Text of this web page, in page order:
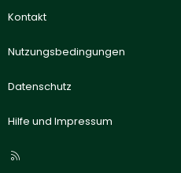
Kontakt
Nutzungsbedingungen
Datenschutz
Hilfe und Impressum
R